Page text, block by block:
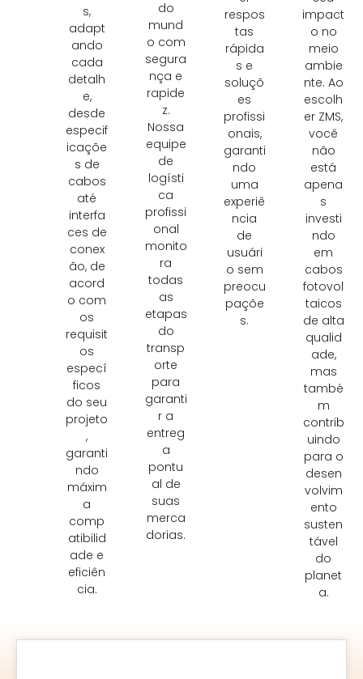
s,
adapt
ando
cada
detalh
e,
desde
especif
icaçõe
s de
cabos
até
interfa
ces de
conex
ão, de
acord
o com
os
requisit
os
especí
ficos
do seu
projeto
,
garanti
ndo
máxim
a
comp
atibilid
ade e
eficiên
cia.
do
mund
o com
segura
nça e
rapide
z.
Nossa
equipe
de
logísti
ca
profissi
onal
monito
ra
todas
as
etapas
do
transp
orte
para
garanti
r a
entreg
a
pontu
al de
suas
merca
dorias.
respos
tas
rápida
s e
soluçõ
es
profissi
onais,
garanti
ndo
uma
experiê
ncia
de
usuári
o sem
preocu
paçõe
s.
impact
o no
meio
ambie
nte. Ao
escolh
er ZMS,
você
não
está
apena
s
investi
ndo
em
cabos
fotovol
taicos
de alta
qualid
ade,
mas
també
m
contrib
uindo
para o
desen
volvim
ento
susten
tável
do
planet
a.